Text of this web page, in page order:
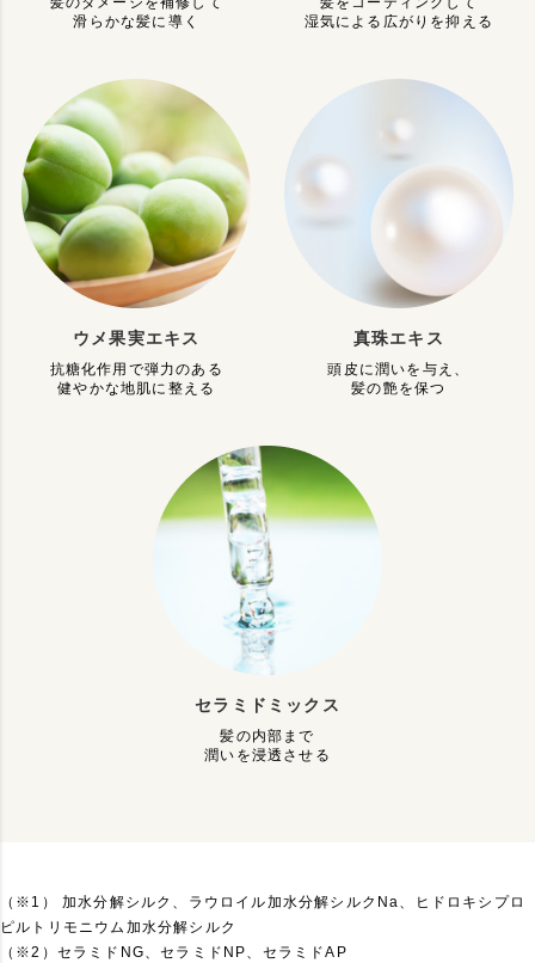
滑らかな髪に導く
湿気による広がりを抑える
ウメ果実エキス
抗糖化作用で弾力のある
健やかな地肌に整える
真珠エキス
頭皮に潤いを与え、
髪の艶を保つ
セラミドミックス
髪の内部まで
潤いを浸透させる
（※1） 加水分解シルク、ラウロイル加水分解シルクNa、ヒドロキシプロ
ピルトリモニウム加水分解シルク
（※2）セラミドNG、セラミドNP、セラミドAP